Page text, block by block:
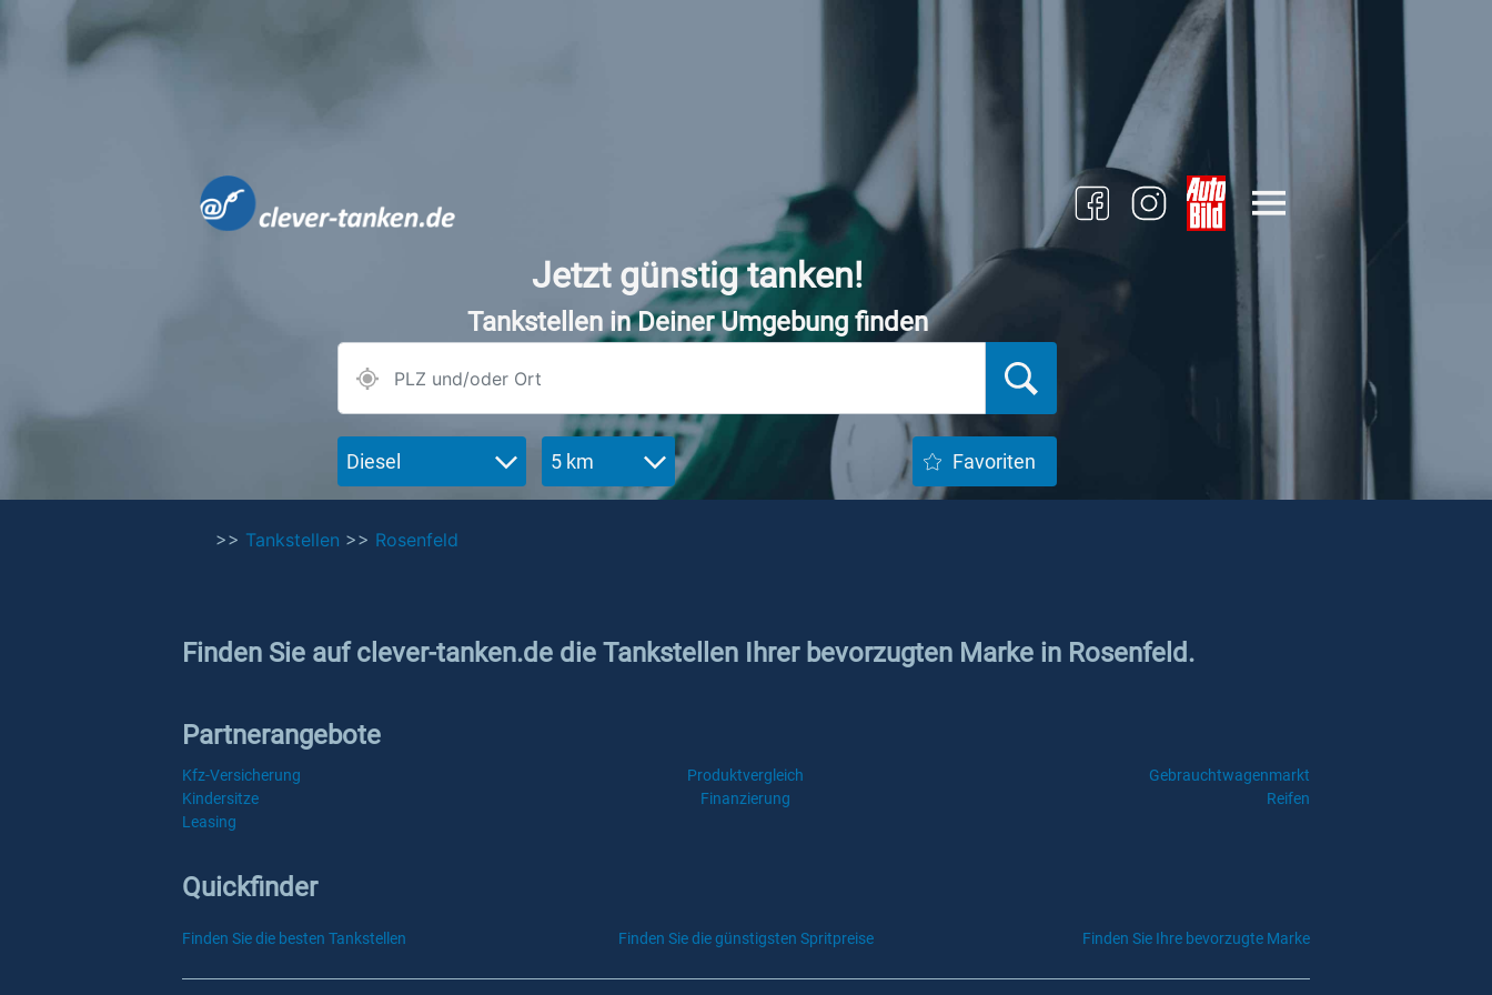
Jetzt günstig tanken!
Tankstellen in Deiner Umgebung finden
Diesel 5 km Favoriten
>> Tankstellen >> Rosenfeld
Finden Sie auf clever-tanken.de die Tankstellen Ihrer bevorzugten Marke in Rosenfeld.
Partnerangebote
Kfz-Versicherung Produktvergleich
Gebrauchtwagenmarkt
Kindersitze
Finanzierung
Reifen
Leasing
Quickfinder
Finden Sie die besten Tankstellen Finden Sie die günstigsten Spritpreise Finden Sie Ihre bevorzugte Marke